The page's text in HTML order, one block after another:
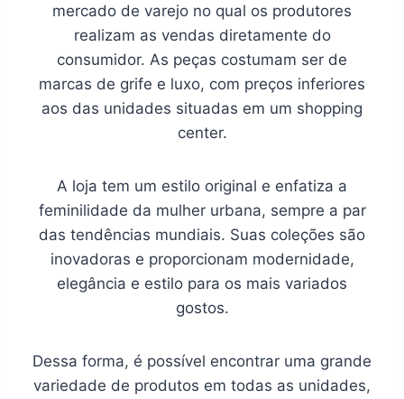
mercado de varejo no qual os produtores
realizam as vendas diretamente do
consumidor. As peças costumam ser de
marcas de grife e luxo, com preços inferiores
aos das unidades situadas em um shopping
center.
A loja tem um estilo original e enfatiza a
feminilidade da mulher urbana, sempre a par
das tendências mundiais. Suas coleções são
inovadoras e proporcionam modernidade,
elegância e estilo para os mais variados
gostos.
Dessa forma, é possível encontrar uma grande
variedade de produtos em todas as unidades,